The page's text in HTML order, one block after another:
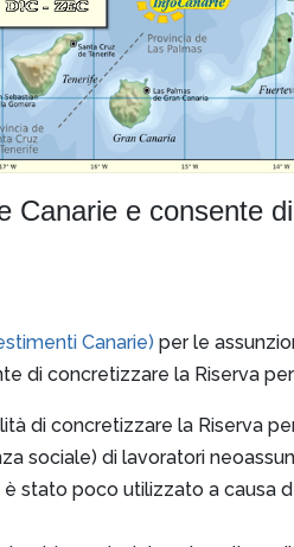
Canarie e consente
Canarie) per le
di concretizzare la Riserva
di concretizzare la Riserva
sociale) di lavoratori
stato poco utilizzato a causa